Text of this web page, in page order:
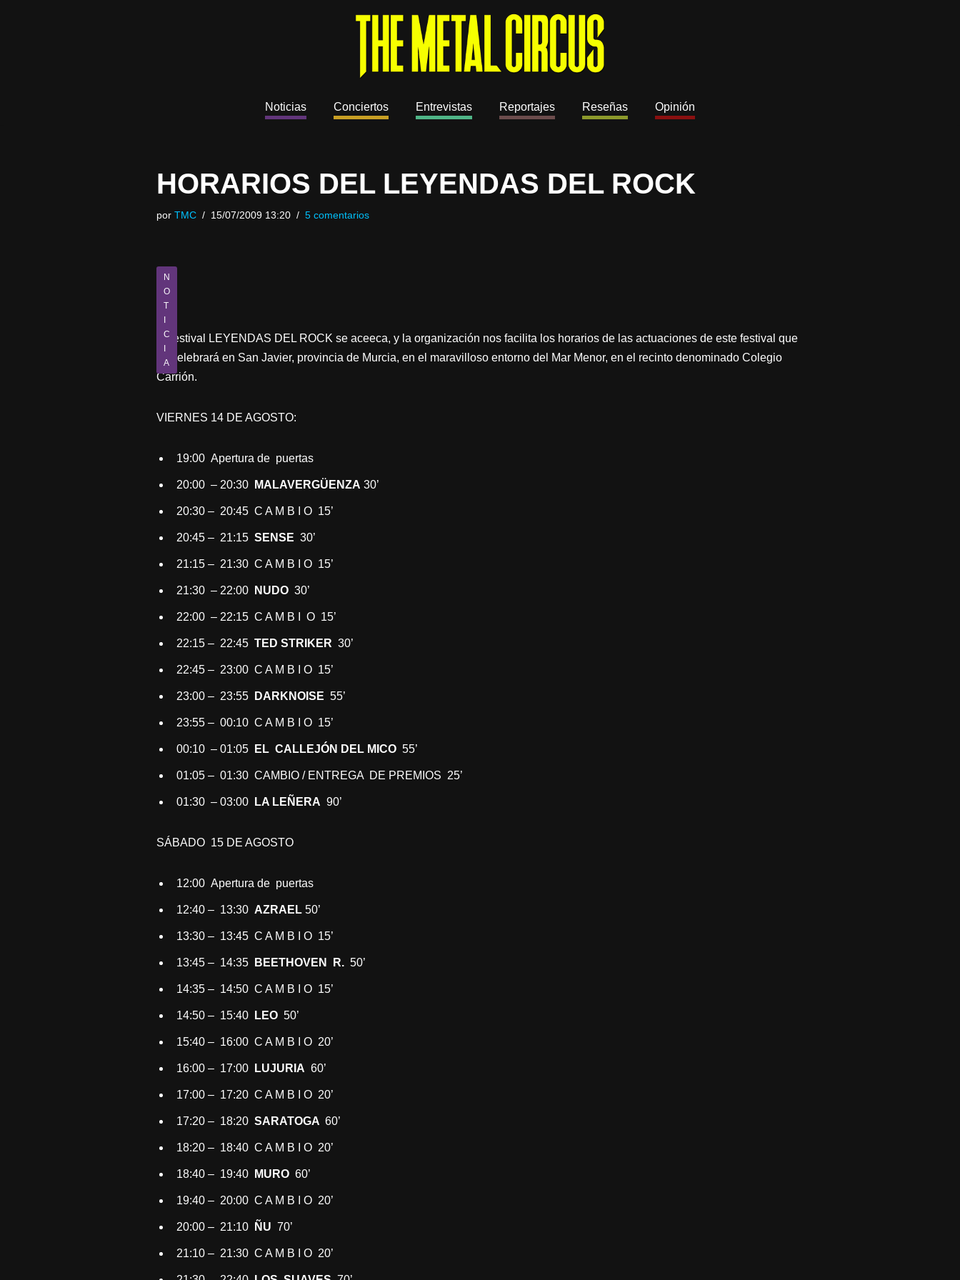
Noticias Conciertos Entrevistas Reportajes Reseñas Opinión
HORARIOS DEL LEYENDAS DEL ROCK
por TMC 15/07/2009 13:20 5 comentarios
N
O
T
C
A
El festival LEYENDAS DEL ROCK se aceeca, y la organización nos facilita los horarios de las actuaciones de este festival que
se celebrará en San Javier, provincia de Murcia, en el maravilloso entorno del Mar Menor, en el recinto denominado Colegio
Carrión.
VIERNES 14 DE AGOSTO:
19:00 Apertura de puertas
20:00 – 20:30 MALAVERGÜENZA 30’
20:30 – 20:45 C A M B I O 15’
20:45 – 21:15 SENSE 30’
21:15 – 21:30 C A M B I O 15’
21:30 – 22:00 NUDO 30’
22:00 – 22:15 C A M B I O 15’
22:15 – 22:45 TED STRIKER 30’
22:45 – 23:00 C A M B I O 15’
23:00 – 23:55 DARKNOISE 55’
23:55 – 00:10 C A M B I O 15’
00:10 – 01:05 EL CALLEJÓN DEL MICO 55’
01:05 – 01:30 CAMBIO / ENTREGA DE PREMIOS 25’
01:30 – 03:00 LA LEÑERA 90’
SÁBADO 15 DE AGOSTO
12:00 Apertura de puertas
12:40 – 13:30 AZRAEL 50’
13:30 – 13:45 C A M B I O 15’
13:45 – 14:35 BEETHOVEN R. 50’
14:35 – 14:50 C A M B I O 15’
14:50 – 15:40 LEO 50’
15:40 – 16:00 C A M B I O 20’
16:00 – 17:00 LUJURIA 60’
17:00 – 17:20 C A M B I O 20’
17:20 – 18:20 SARATOGA 60’
18:20 – 18:40 C A M B I O 20’
18:40 – 19:40 MURO 60’
19:40 – 20:00 C A M B I O 20’
20:00 – 21:10 ÑU 70’
21:10 – 21:30 C A M B I O 20’